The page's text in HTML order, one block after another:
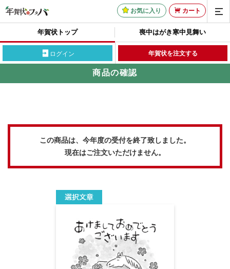
お気に入り カート
年賀状トップ 喪中はがき寒中見舞い
ログイン 年賀状を注文する
商品の確認
この商品は、今年度の受付を終了致しました。
現在はご注文いただけません。